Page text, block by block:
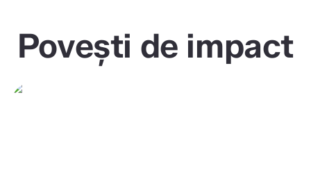
Povești de impact